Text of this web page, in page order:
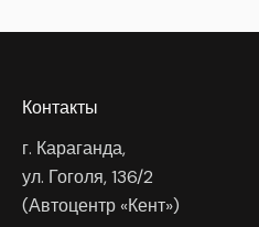
Контакты
г. Караганда,
ул. Гоголя, 136/2
(Автоцентр «Кент»)